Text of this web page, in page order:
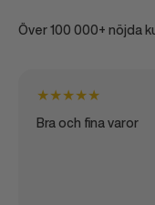
Över 100 000+ nöjda
★★★★★
Bra och fina varor